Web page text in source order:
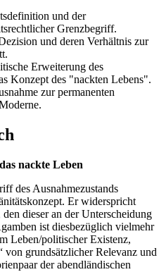
und der
Grenzbegriff.
und deren Verhältnis zur
Erweiterung des
Konzept des "nackten Lebens".
zur permanenten
nackte Leben
des Ausnahmezustands
Er widerspricht
dieser an der Unterscheidung
ist diesbezüglich vielmehr
Leben/politischer Existenz,
von grundsätzlicher Relevanz und
der abendländischen